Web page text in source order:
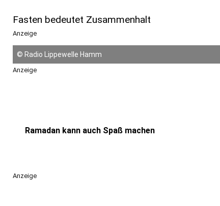
Fasten bedeutet Zusammenhalt
Anzeige
© Radio Lippewelle Hamm
Anzeige
Ramadan kann auch Spaß machen
Anzeige